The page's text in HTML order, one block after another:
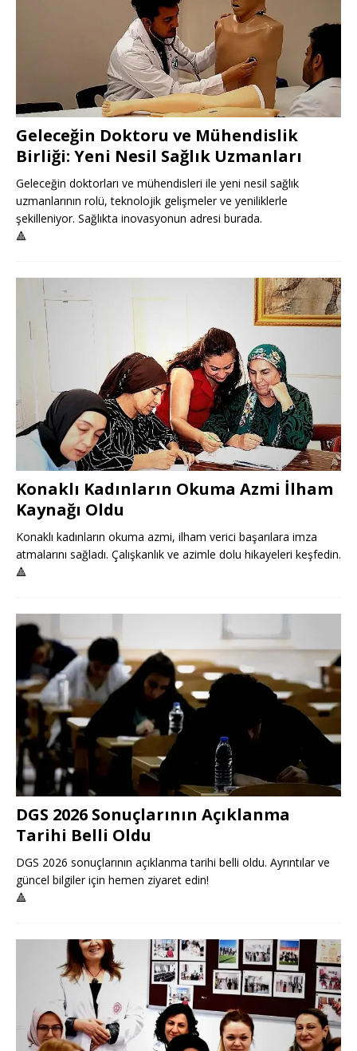
Geleceğin Doktoru ve Mühendislik
Birliği: Yeni Nesil Sağlık Uzmanları
Geleceğin doktorları ve mühendisleri ile yeni nesil sağlık
uzmanlarının rolü, teknolojik gelişmeler ve yeniliklerle
şekilleniyor. Sağlıkta inovasyonun adresi burada.
🔺
Konaklı Kadınların Okuma Azmi İlham
Kaynağı Oldu
Konaklı kadınların okuma azmi, ilham verici başarılara imza
atmalarını sağladı. Çalışkanlık ve azimle dolu hikayeleri keşfedin.
🔺
DGS 2026 Sonuçlarının Açıklanma
Tarihi Belli Oldu
DGS 2026 sonuçlarının açıklanma tarihi belli oldu. Ayrıntılar ve
güncel bilgiler için hemen ziyaret edin!
🔺